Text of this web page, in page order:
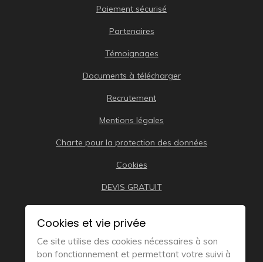
Paiement sécurisé
Partenaires
Témoignages
Documents à télécharger
Recrutement
Mentions légales
Charte pour la protection des données
Cookies
DEVIS GRATUIT
Cookies et vie privée
Ce site utilise des cookies nécessaires à son
bon fonctionnement et permettant votre suivi à